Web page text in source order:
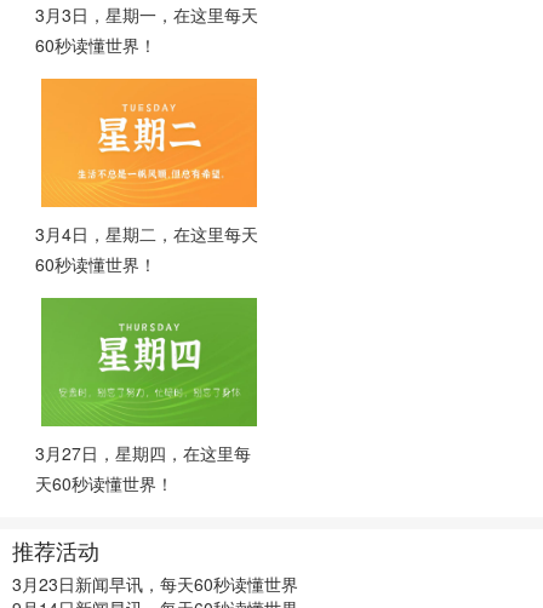
3月3日，星期一，在这里每天
60秒读懂世界！
3月4日，星期二，在这里每天
60秒读懂世界！
3月27日，星期四，在这里每
天60秒读懂世界！
推荐活动
3月23日新闻早讯，每天60秒读懂世界